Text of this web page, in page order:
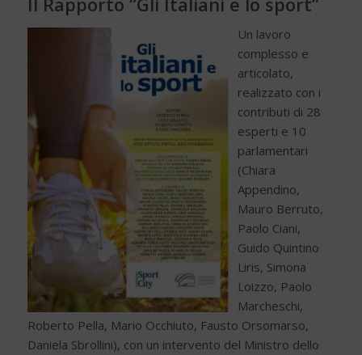
Un lavoro
complesso e
articolato,
realizzato con i
contributi di 28
esperti e 10
parlamentari
(Chiara
Appendino,
Mauro Berruto,
Paolo Ciani,
Guido Quintino
Liris, Simona
Loizzo, Paolo
Marcheschi,
Roberto Pella, Mario Occhiuto, Fausto Orsomarso,
Daniela Sbrollini), con un intervento del Ministro dello